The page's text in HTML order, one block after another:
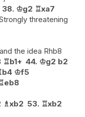
38. ♔g2 ♖xa7
threatening
and the idea Rhb8
♖b1+ 44. ♔g2 b2
b4 ♔f5
eb8
♗xb2 53. ♖xb2